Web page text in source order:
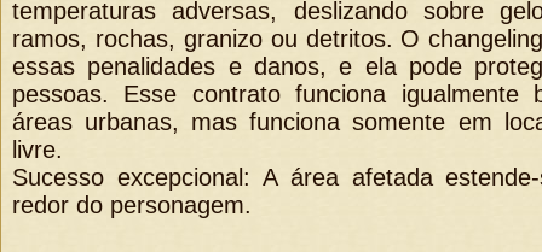
temperaturas adversas, deslizando sobre
ramos, rochas, granizo ou detritos. O
essas penalidades e danos, e ela pode
pessoas. Esse contrato funciona
áreas urbanas, mas funciona somente em
livre.
Sucesso excepcional: A área afetada
redor do personagem.